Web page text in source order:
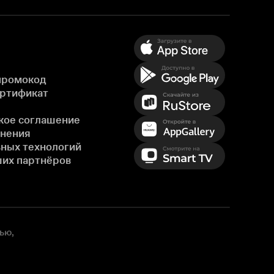
соглашение
технологий
партнёров